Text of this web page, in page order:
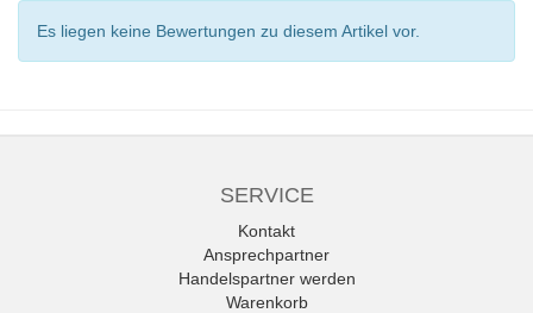
Es liegen keine Bewertungen zu diesem Artikel vor.
SERVICE
Kontakt
Ansprechpartner
Handelspartner werden
Warenkorb